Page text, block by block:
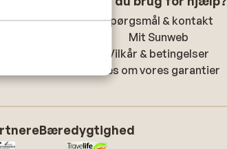
Spørgsmål & kontakt
Mit Sunweb
Vilkår & betingelser
Læs om vores garantier
Bæredygtighed